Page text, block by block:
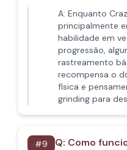
A: Enquanto
principalmente
habilidade em
progressão,
rastreamento
recompensa o
física e
grinding para
#9 Q: Como